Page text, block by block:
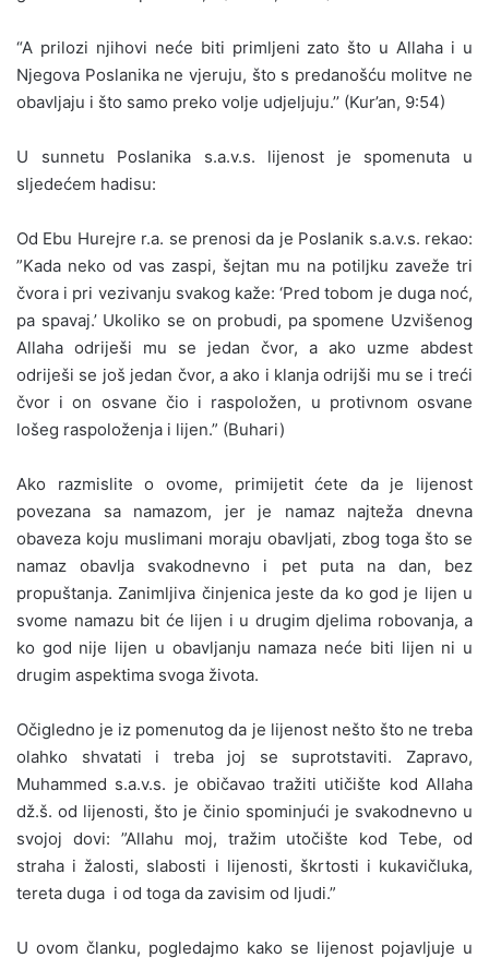
“A prilozi njihovi neće biti primljeni zato što u Allaha i u
Njegova Poslanika ne vjeruju, što s predanošću molitve ne
obavljaju i što samo preko volje udjeljuju.’’ (Kur’an, 9:54)
U sunnetu Poslanika s.a.v.s. lijenost je spomenuta u
sljedećem hadisu:
Od Ebu Hurejre r.a. se prenosi da je Poslanik s.a.v.s. rekao:
”Kada neko od vas zaspi, šejtan mu na potiljku zaveže tri
čvora i pri vezivanju svakog kaže: ‘Pred tobom je duga noć,
pa spavaj.’ Ukoliko se on probudi, pa spomene Uzvišenog
Allaha odriješi mu se jedan čvor, a ako uzme abdest
odriješi se još jedan čvor, a ako i klanja odrijši mu se i treći
čvor i on osvane čio i raspoložen, u protivnom osvane
lošeg raspoloženja i lijen.” (Buhari)
Ako razmislite o ovome, primijetit ćete da je lijenost
povezana sa namazom, jer je namaz najteža dnevna
obaveza koju muslimani moraju obavljati, zbog toga što se
namaz obavlja svakodnevno i pet puta na dan, bez
propuštanja. Zanimljiva činjenica jeste da ko god je lijen u
svome namazu bit će lijen i u drugim djelima robovanja, a
ko god nije lijen u obavljanju namaza neće biti lijen ni u
drugim aspektima svoga života.
Očigledno je iz pomenutog da je lijenost nešto što ne treba
olahko shvatati i treba joj se suprotstaviti. Zapravo,
Muhammed s.a.v.s. je običavao tražiti utičište kod Allaha
dž.š. od lijenosti, što je činio spominjući je svakodnevno u
svojoj dovi: ”Allahu moj, tražim utočište kod Tebe, od
straha i žalosti, slabosti i lijenosti, škrtosti i kukavičluka,
tereta duga i od toga da zavisim od ljudi.”
U ovom članku, pogledajmo kako se lijenost pojavljuje u